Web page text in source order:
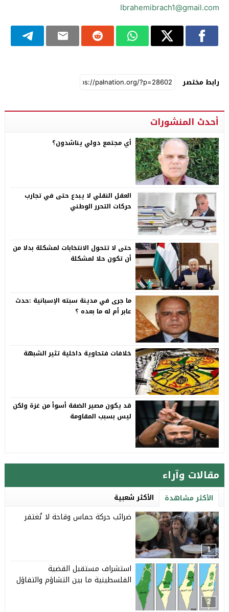
Ibrahemibrach1@gmail.com
رابط مختصر
أحدث المنشورات
أي مجتمع دولي يناشدون؟
العقل النقلي لا يبدع حتى في تجارب
حركات التحرر الوطني
حتى لا تتحول الانتخابات لمشكلة بدلا من
أن تكون حلا لمشكلة
ما جرى في مدينة سبته الإسبانية :حدث
عابر أم له ما بعده ؟
خلافات فتحاوية داخلية تثير الشبهة
قد يكون مصير الضفة أسوأ من غزة ولكن
ليس بسبب المقاومة
مقالات وآراء
الأكثر مشاهدة الأكثر شعبية
1
ضرائب حركة حماس وقاحة لا تُغتفر
2
استشراف مستقبل القضية
الفلسطينية ما بين التشاؤم والتفاؤل